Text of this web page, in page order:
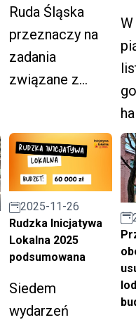
Ruda Śląska
przeznaczy na
zadania
związane z
m problemów
alkoholowych
oraz
przeciwdziałani
e narkomanii w
2026 roku.
2025-11-26
Rudzka Inicjatywa
Lokalna 2025
podsumowana
Siedem
wydarzeń